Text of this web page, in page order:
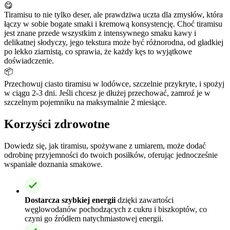
😋
Tiramisu to nie tylko deser, ale prawdziwa uczta dla zmysłów, która
łączy w sobie bogate smaki i kremową konsystencję. Choć tiramisu
jest znane przede wszystkim z intensywnego smaku kawy i
delikatnej słodyczy, jego tekstura może być różnorodna, od gładkiej
po lekko ziarnistą, co sprawia, że każdy kęs to wyjątkowe
doświadczenie.
📦
Przechowuj ciasto tiramisu w lodówce, szczelnie przykryte, i spożyj
w ciągu 2-3 dni. Jeśli chcesz je dłużej przechować, zamroź je w
szczelnym pojemniku na maksymalnie 2 miesiące.
Korzyści zdrowotne
Dowiedz się, jak tiramisu, spożywane z umiarem, może dodać
odrobinę przyjemności do twoich posiłków, oferując jednocześnie
wspaniałe doznania smakowe.
Dostarcza szybkiej energii dzięki zawartości
węglowodanów pochodzących z cukru i biszkoptów, co
czyni go źródłem natychmiastowej energii.